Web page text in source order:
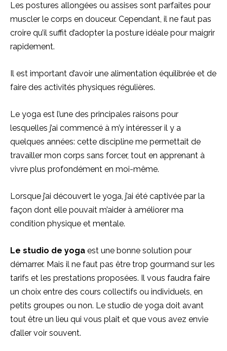
Les postures allongées ou assises sont parfaites pour
muscler le corps en douceur. Cependant, il ne faut pas
croire qu’il suffit d’adopter la posture idéale pour maigrir
rapidement.
Il est important d’avoir une alimentation équilibrée et de
faire des activités physiques régulières.
Le yoga est l’une des principales raisons pour
lesquelles j’ai commencé à m’y intéresser il y a
quelques années: cette discipline me permettait de
travailler mon corps sans forcer, tout en apprenant à
vivre plus profondément en moi-même.
Lorsque j’ai découvert le yoga, j’ai été captivée par la
façon dont elle pouvait m’aider à améliorer ma
condition physique et mentale.
Le studio de yoga est une bonne solution pour
démarrer. Mais il ne faut pas être trop gourmand sur les
tarifs et les prestations proposées. Il vous faudra faire
un choix entre des cours collectifs ou individuels, en
petits groupes ou non. Le studio de yoga doit avant
tout être un lieu qui vous plait et que vous avez envie
d’aller voir souvent.